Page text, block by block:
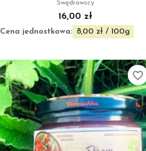
Swędrowscy
16,00 zł
Cena jednostkowa: 8,00 zł / 100g
favorite_border